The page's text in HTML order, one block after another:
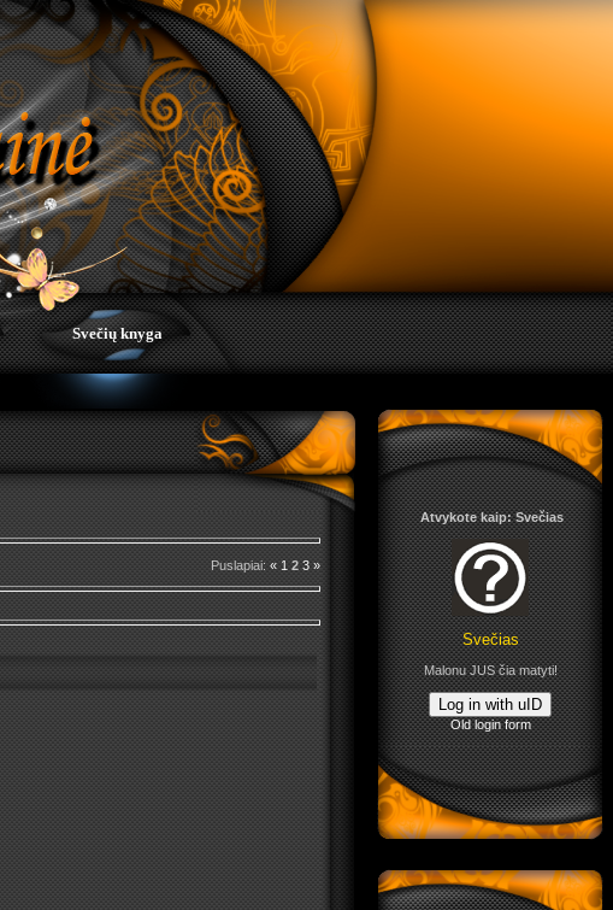
Svečių knyga
Puslapiai: « 1 2 3 »
Atvykote kaip: Svečias
Svečias
Malonu JUS čia matyti!
Log in with uID
Old login form